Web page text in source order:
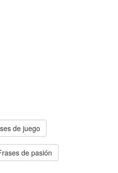
de juego
de pasión